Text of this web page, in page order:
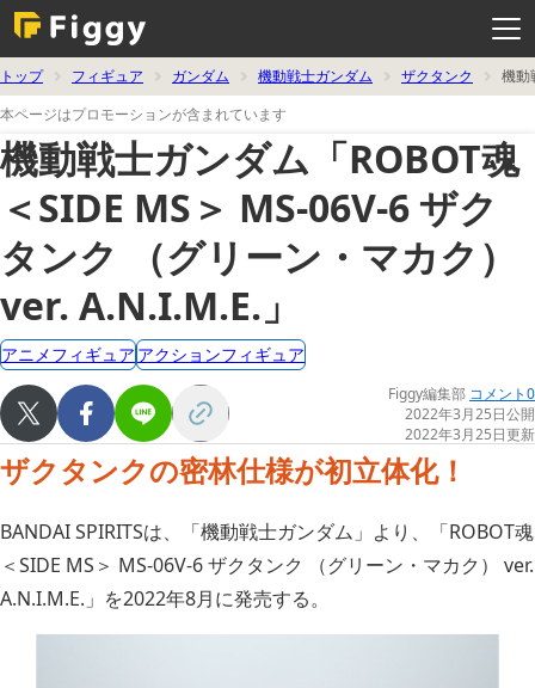
ー
く
トップ フィギュア ガンダム 機動戦士ガンダム ザクタンク
機動
本ページはプロモーションが含まれています
機動戦士ガンダム「ROBOT魂
＜SIDE MS＞ MS-06V-6 ザク
タンク （グリーン・マカク）
ver. A.N.I.M.E.」
アニメフィギュア アクションフィギュア
Figgy編集部 コメント0
2022年3月25日公開
2022年3月25日更新
ザクタンクの密林仕様が初立体化！
BANDAI SPIRITSは、「機動戦士ガンダム」より、「ROBOT魂
＜SIDE MS＞ MS-06V-6 ザクタンク （グリーン・マカク） ver.
A.N.I.M.E.」を2022年8月に発売する。